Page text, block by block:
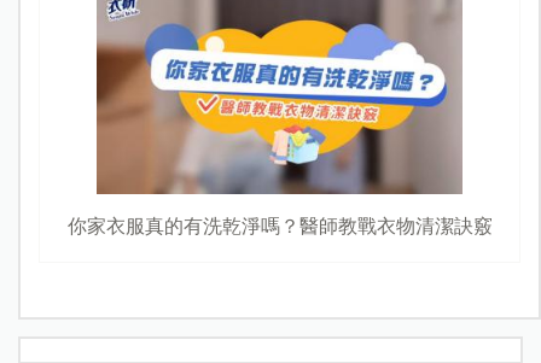
你家衣服真的有洗乾淨嗎？醫師教戰衣物清潔訣竅